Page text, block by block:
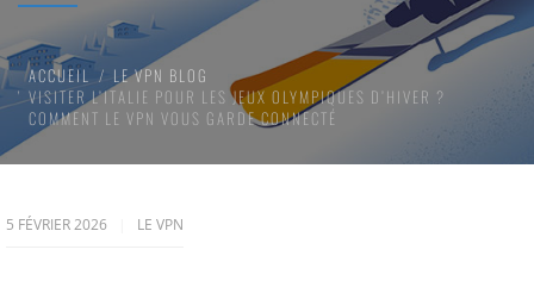
ACCUEIL
LE VPN BLOG
VISITER L’ITALIE POUR LES JEUX OLYMPIQUES D’HIVER ?
COMMENT LE VPN VOUS GARDE CONNECTÉ
5 FÉVRIER 2026 LE VPN